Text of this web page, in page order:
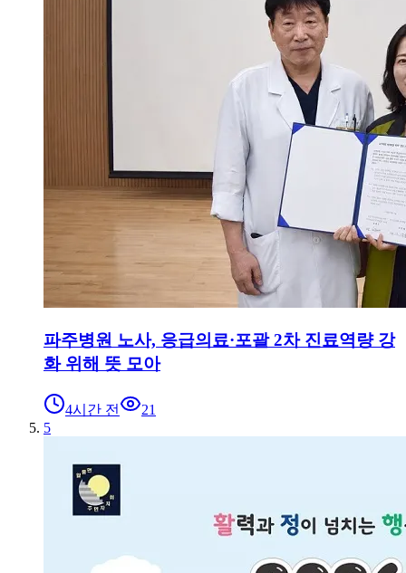
파주병원 노사, 응급의료·포괄 2차 진료역량 강
화 위해 뜻 모아
4시간 전
21
5